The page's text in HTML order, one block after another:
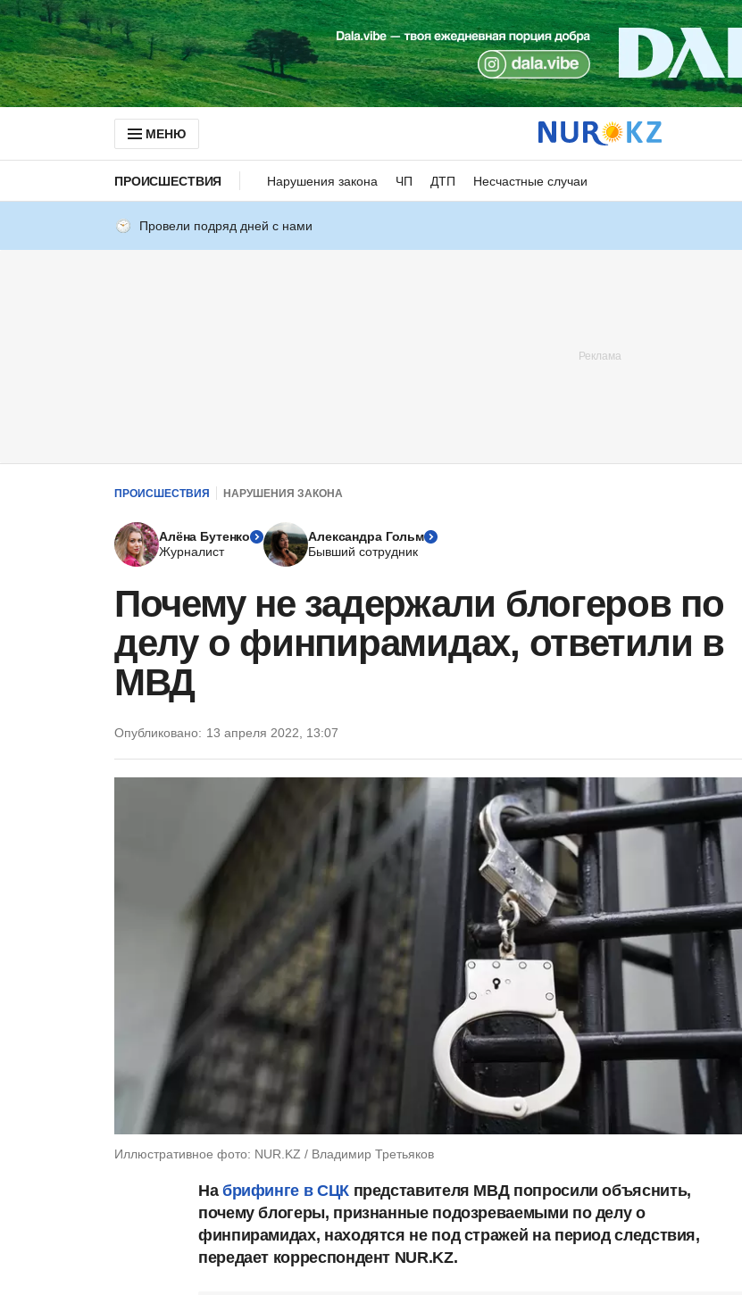
МЕНЮ
ПРОИСШЕСТВИЯ Нарушения закона ЧП ДТП Несчастные случаи
Провели подряд дней с нами
ПРОИСШЕСТВИЯ НАРУШЕНИЯ ЗАКОНА
Алёна Бутенко
Журналист
Александра Гольм
Бывший сотрудник
Почему не задержали блогеров по
делу о финпирамидах, ответили в
МВД
Опубликовано: 13 апреля 2022, 13:07
Иллюстративное фото: NUR.KZ / Владимир Третьяков
На брифинге в СЦКпредставителя МВД попросили объяснить,
почему блогеры, признанные подозреваемыми по делу о
финпирамидах, находятся не под стражей на период следствия,
передает корреспондент NUR.KZ.